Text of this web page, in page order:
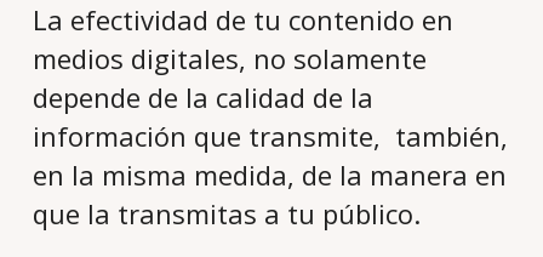
La efectividad de tu contenido en
medios digitales, no solamente
depende de la calidad de la
información que transmite, también,
en la misma medida, de la manera en
que la transmitas a tu público.